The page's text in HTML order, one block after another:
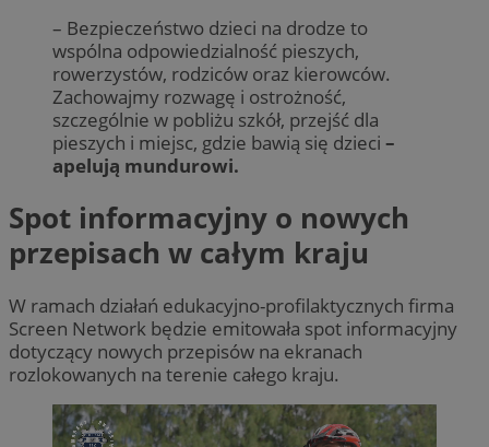
– Bezpieczeństwo dzieci na drodze to
wspólna odpowiedzialność pieszych,
rowerzystów, rodziców oraz kierowców.
Zachowajmy rozwagę i ostrożność,
szczególnie w pobliżu szkół, przejść dla
pieszych i miejsc, gdzie bawią się dzieci –
apelują mundurowi.
Spot informacyjny o nowych
przepisach w całym kraju
W ramach działań edukacyjno-profilaktycznych firma
Screen Network będzie emitowała spot informacyjny
dotyczący nowych przepisów na ekranach
rozlokowanych na terenie całego kraju.